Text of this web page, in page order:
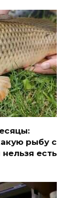
рыбу с
есть